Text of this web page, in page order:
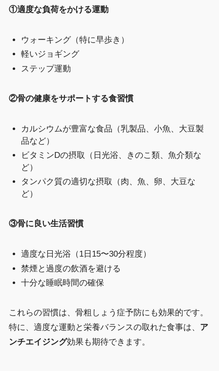
①適度な負荷をかける運動
ウォーキング（特に早歩き）
軽いジョギング
ステップ運動
②骨の健康をサポートする食習慣
カルシウムが豊富な食品（乳製品、小魚、大豆製
品など）
ビタミンDの摂取（日光浴、きのこ類、魚介類な
ど）
タンパク質の適切な摂取（肉、魚、卵、大豆な
ど）
③骨に良い生活習慣
適度な日光浴（1日15〜30分程度）
禁煙と過度の飲酒を避ける
十分な睡眠時間の確保
これらの習慣は、骨粗しょう症予防にも効果的です。
特に、適度な運動と栄養バランスの取れた食事は、 ア
ンチエイジング効果も期待できます。